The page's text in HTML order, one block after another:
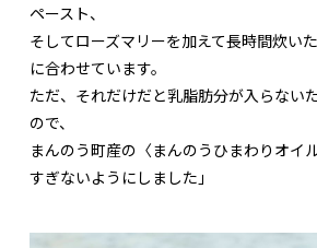
ペースト、
そしてローズマリーを加えて長時間炊い
に合わせています。
ただ、それだけだと乳脂肪分が入らない
ので、
まんのう町産の〈まんのうひまわりオイ
すぎないようにしました」